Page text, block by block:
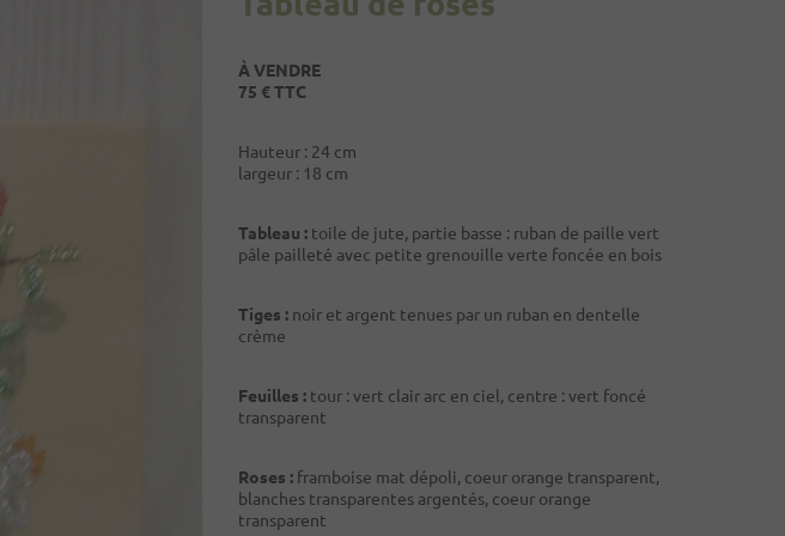
À VENDRE
75 € TTC
Hauteur : 24 cm
largeur : 18 cm
Tableau : toile de jute, partie basse : ruban de paille vert
pâle pailleté avec petite grenouille verte foncée en bois
Tiges : noir et argent tenues par un ruban en dentelle
crème
Feuilles : tour : vert clair arc en ciel, centre : vert foncé
transparent
Roses : framboise mat dépoli, coeur orange transparent,
blanches transparentes argentés, coeur orange
transparent